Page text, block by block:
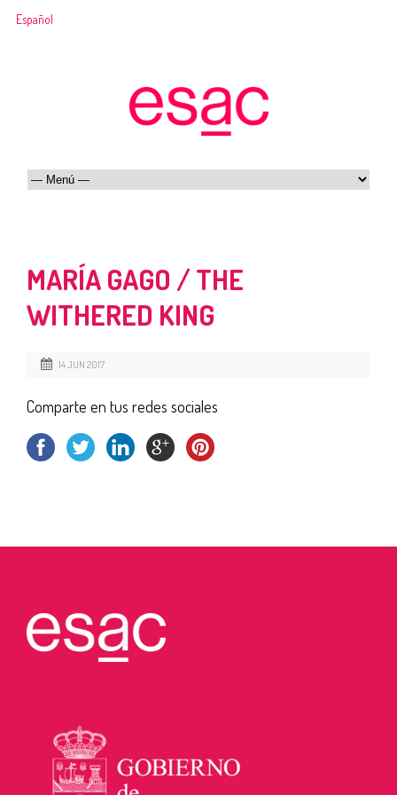
Español
MARÍA GAGO / THE
WITHERED KING
14 JUN 2017
Comparte en tus redes sociales